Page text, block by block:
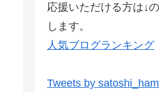
応援いただける方は↓
します。
人気ブログランキング
Tweets by